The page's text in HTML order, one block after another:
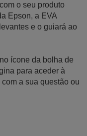
o seu produto
Epson, a EVA
e o guiará ao
ícone da bolha de
para aceder à
a sua questão ou